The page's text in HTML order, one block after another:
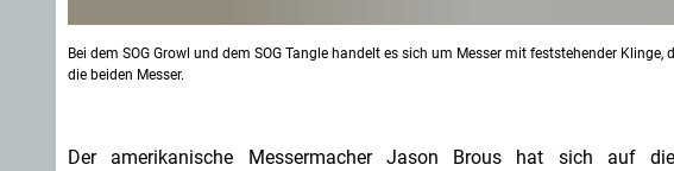
Bei dem SOG Growl und dem SOG Tangle handelt es sich um Messer mit feststehender
die beiden Messer.
Der amerikanische Messermacher Jason Brous hat sich auf